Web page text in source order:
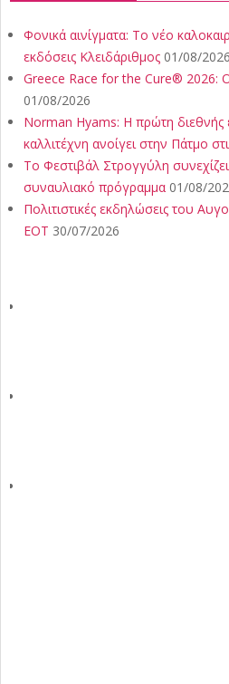
Φονικά αινίγματα: Το νέο
εκδόσεις Κλειδάριθμος 01/08/2026
Greece Race for the Cure® 2026:
01/08/2026
Norman Hyams: Η πρώτη διεθνής
καλλιτέχνη ανοίγει στην Πάτμο
Το Φεστιβάλ Στρογγύλη
συναυλιακό πρόγραμμα 01/08/
Πολιτιστικές εκδηλώσεις του
ΕΟΤ 30/07/2026